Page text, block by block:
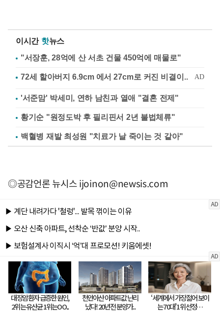
이시간 핫뉴스
"서장훈, 28억에 산 서초 건물 450억에 매물로"
'서준맘' 박세미, 연하 남친과 열애 "결혼 전제"
황기순 "원정도박 후 필리핀서 2년 불법체류"
백혈병 재발 최성원 "치료가 날 죽이는 것 같아"
◎공감언론 뉴시스ijoinon@newsis.com